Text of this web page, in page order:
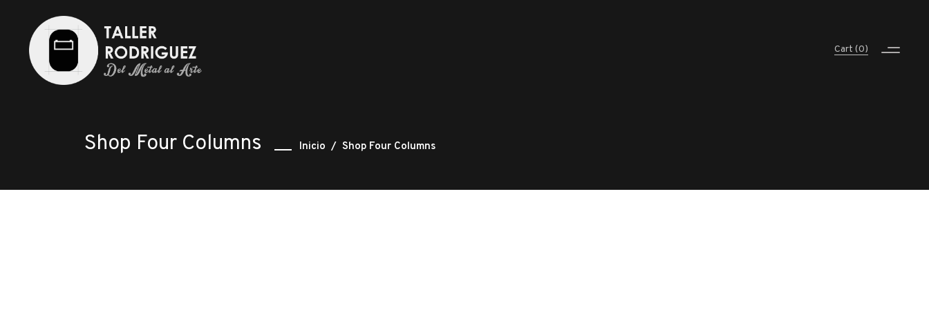
Cart (0)
Shop Four Columns Inicio / Shop Four Columns